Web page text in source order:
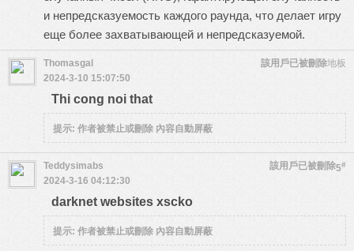
и непредсказуемость каждого раунда, что делает игру
еще более захватывающей и непредсказуемой.
地板
Thomasgal
該用戶已被刪除
2024-3-10 15:07:50
Thi cong noi that
提示: 作者被禁止或刪除 內容自動屏蔽
5#
Teddysimabs
該用戶已被刪除
2024-3-16 04:12:30
darknet websites xscko
提示: 作者被禁止或刪除 內容自動屏蔽